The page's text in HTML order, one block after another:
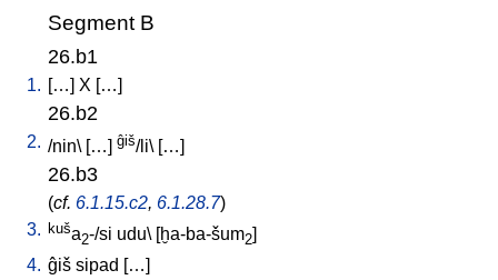
Segment B
26.b1
1. […] X […]
26.b2
2. /nin\ […] ĝiš/li\ […]
26.b3
(cf. 6.1.15.c2, 6.1.28.7)
3. kuša2-/si udu\ [ḫa-ba-šum2]
4. ĝiš sipad […]